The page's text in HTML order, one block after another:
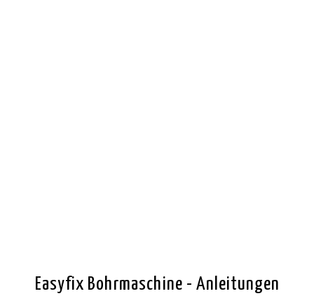
Easyfix Bohrmaschine - Anleitungen
Laden
des